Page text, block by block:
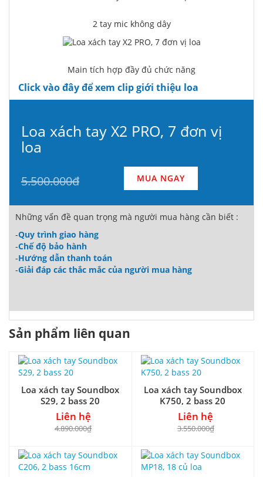
2 tay mic không dây
Main tích hợp đầy đủ chức năng
Click vào đây để xem clip giới thiệu loa
Loa xách tay X2 PRO, 7 đơn vị
loa
5.500.000đ MUA NGAY
Những vấn đề quan trọng mà người mua hàng cần biết :
-Quy trình giao hàng
-Chế độ bảo hành
-Hướng dẫn thanh toán
-Giải đáp các thắc mắc của người mua hàng
Sản phẩm liên quan
Loa xách tay Soundbox
S29, 2 bass 20
Liên hệ
4.890.000₫
Loa xách tay Soundbox
K750, 2 bass 20
Liên hệ
3.550.000₫